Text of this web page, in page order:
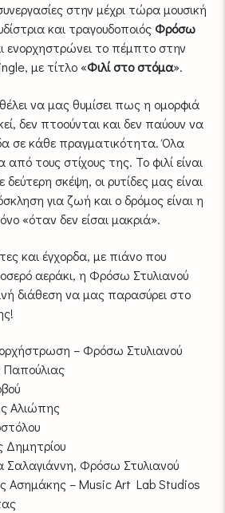
στην μέχρι τώρα μουσική
και τραγουδοποιός Φρόσω
ενορχηστρώνει το πέμπτο στην
με τίτλο «Φιλί στο στόμα».
να μας θυμίσει πως η ομορφιά
δεν πτοούνται και δεν παύουν να
σε κάθε πραγματικότητα. Όλα
από τους στίχους της. Το φιλί είναι
σκέψη, οι ρυτίδες μας είναι
για ζωή και ο δρόμος είναι η
«όταν δεν είσαι μακριά».
και έγχορδα, με πιάνο που
αεράκι, η Φρόσω Στυλιανού
διάθεση να μας παρασύρει στο
– Φρόσω Στυλιανού
Παπούλιας
Αλιώπης
Δημητρίου
Φρόσω Στυλιανού
Ασημάκης – Music Art Lab Studios